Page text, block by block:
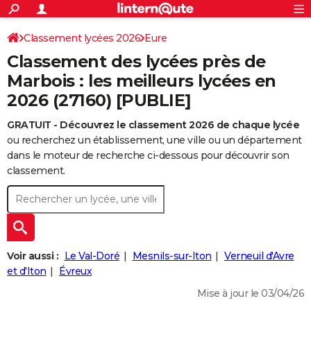
ACTUALITÉS
Politique
Société
Faits Divers
Education
Monde
Villes
+
SPORT
Coupe du monde 2026
Football
Tennis
Cyclisme
Rugby
Forum
CULTURE
Programme TV
TNT
Streaming
Cinéma
Sorties cinéma
Musique
+
FINANCE
Retraite
Impôts
Epargne
Immobilier
Risques naturels par ville
Banque
Assurance
Crédit
AUTO
Essais
Réserver un essai
Citadines
Berlines
SUV
Forum auto
+
HIGH-TECH
BRICOLAGE
Forum
Aménagement intérieur
Extérieur
Cuisine
Salle de bains
Jardinage
Rangement
+WEEK-END
Guides de France
Escapades
Patrimoine
Expositions
Musées
Week-end nature
+
LIFESTYLE
Art de vivre
Bien-être
Loisirs
Mode
Modes de vie
+SANTE
S'inscrire
Connexion
Classement lycées 2026 Eure
Classement des lycées près de
Marbois : les meilleurs lycées en
2026 (27160) [PUBLIE]
GRATUIT - Découvrez le classement 2026 de chaque lycée
ou recherchez un établissement, une ville ou un département
dans le moteur de recherche ci-dessous pour découvrir son
classement.
Voir aussi : Le Val-Doré Mesnils-sur-Iton
Verneuil d'Avre
et d'Iton
Évreux
Mise à jour le 03/04/26